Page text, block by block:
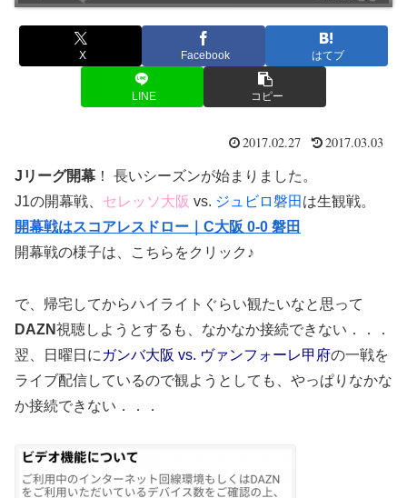
X Facebook はてブ
LINE コピー
2017.02.27 2017.03.03
Jリーグ開幕 ！ 長いシーズンが始まりました。
J1の開幕戦、 セレッソ大阪 vs. ジュビロ磐田 は生観戦。
開幕戦はスコアレスドロー｜C大阪 0-0 磐田
開幕戦の様子は、こちらをクリック♪
で、帰宅してからハイライトぐらい観たいなと思って
DAZN視聴しようとするも、なかなか接続できない．．．
翌、日曜日に ガンバ大阪 vs. ヴァンフォーレ甲府の一戦を
ライブ配信しているので観ようとしても、やっぱりなかな
か接続できない．．．